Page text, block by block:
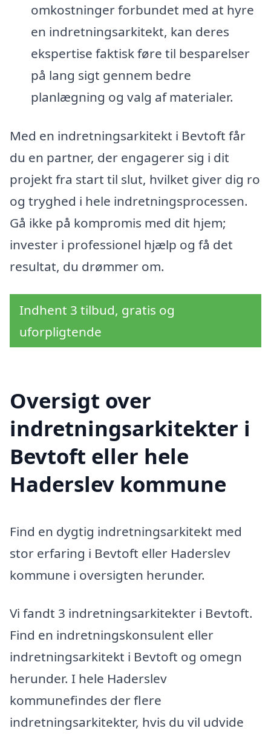
omkostninger forbundet med at hyre
en indretningsarkitekt, kan deres
ekspertise faktisk føre til besparelser
på lang sigt gennem bedre
planlægning og valg af materialer.
Med en indretningsarkitekt i Bevtoft får
du en partner, der engagerer sig i dit
projekt fra start til slut, hvilket giver dig ro
og tryghed i hele indretningsprocessen.
Gå ikke på kompromis med dit hjem;
invester i professionel hjælp og få det
resultat, du drømmer om.
Indhent 3 tilbud, gratis og
uforpligtende
Oversigt over
indretningsarkitekter i
Bevtoft eller hele
Haderslev kommune
Find en dygtig indretningsarkitekt med
stor erfaring i Bevtoft eller Haderslev
kommune i oversigten herunder.
Vi fandt 3 indretningsarkitekter i Bevtoft.
Find en indretningskonsulent eller
indretningsarkitekt i Bevtoft og omegn
herunder. I hele Haderslev
kommunefindes der flere
indretningsarkitekter, hvis du vil udvide